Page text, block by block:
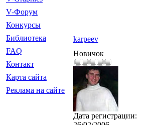
V-Форум
Конкурсы
Библиотека
FAQ
Контакт
Карта сайта
Реклама на сайте
karpeev
Новичок
Дата регистрации: